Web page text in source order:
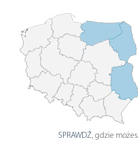
SPRAWDŹ, gdzie